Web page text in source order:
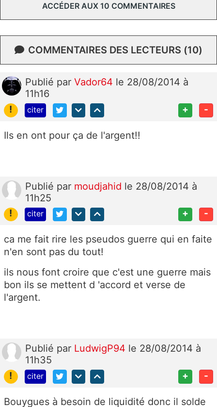
ACCÉDER AUX 10 COMMENTAIRES
COMMENTAIRES DES LECTEURS (10)
Publié par Vador64 le 28/08/2014 à
11h16
!
citer + -
Ils en ont pour ça de l'argent!!
Publié par moudjahid le 28/08/2014 à
11h25
!
citer + -
ca me fait rire les pseudos guerre qui en faite
n'en sont pas du tout!
ils nous font croire que c'est une guerre mais
bon ils se mettent d 'accord et verse de
l'argent.
Publié par LudwigP94 le 28/08/2014 à
11h35
!
citer + -
Bouygues à besoin de liquidité donc il solde